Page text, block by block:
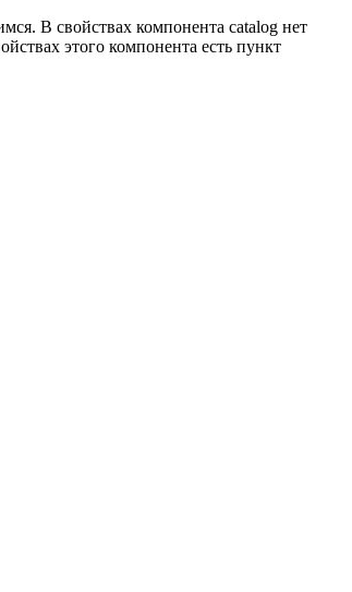
В свойствах компонента catalog нет
этого компонента есть пункт